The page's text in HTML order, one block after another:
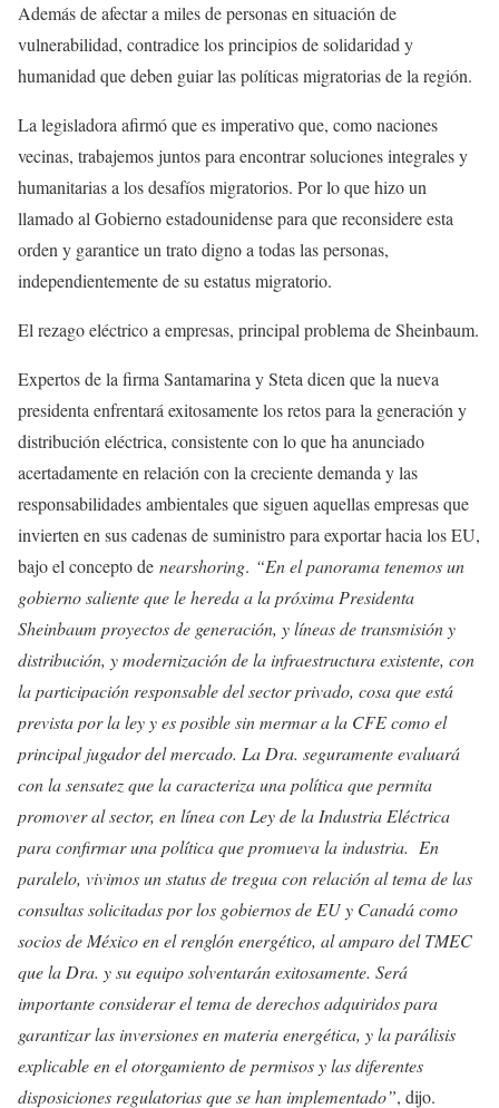
Además de afectar a miles de personas en situación de
vulnerabilidad, contradice los principios de solidaridad y
humanidad que deben guiar las políticas migratorias de la región.
La legisladora afirmó que es imperativo que, como naciones
vecinas, trabajemos juntos para encontrar soluciones integrales y
humanitarias a los desafíos migratorios. Por lo que hizo un
llamado al Gobierno estadounidense para que reconsidere esta
orden y garantice un trato digno a todas las personas,
independientemente de su estatus migratorio.
El rezago eléctrico a empresas, principal problema de Sheinbaum.
Expertos de la firma Santamarina y Steta dicen que la nueva
presidenta enfrentará exitosamente los retos para la generación y
distribución eléctrica, consistente con lo que ha anunciado
acertadamente en relación con la creciente demanda y las
responsabilidades ambientales que siguen aquellas empresas que
invierten en sus cadenas de suministro para exportar hacia los EU,
bajo el concepto de nearshoring. “En el panorama tenemos un
gobierno saliente que le hereda a la próxima Presidenta
Sheinbaum proyectos de generación, y líneas de transmisión y
distribución, y modernización de la infraestructura existente, con
la participación responsable del sector privado, cosa que está
prevista por la ley y es posible sin mermar a la CFE como el
principal jugador del mercado. La Dra. seguramente evaluará
con la sensatez que la caracteriza una política que permita
promover al sector, en línea con Ley de la Industria Eléctrica
para confirmar una política que promueva la industria. En
paralelo, vivimos un status de tregua con relación al tema de las
consultas solicitadas por los gobiernos de EU y Canadá como
socios de México en el renglón energético, al amparo del TMEC
que la Dra. y su equipo solventarán exitosamente. Será
importante considerar el tema de derechos adquiridos para
garantizar las inversiones en materia energética, y la parálisis
explicable en el otorgamiento de permisos y las diferentes
disposiciones regulatorias que se han implementado”, dijo.